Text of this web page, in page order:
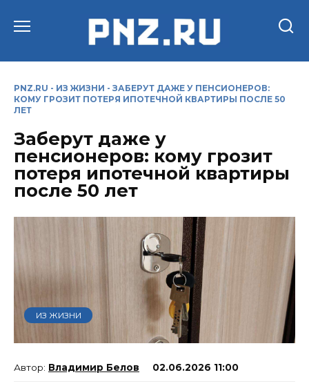
PNZ.RU - ИЗ ЖИЗНИ - ЗАБЕРУТ ДАЖЕ У ПЕНСИОНЕРОВ:
КОМУ ГРОЗИТ ПОТЕРЯ ИПОТЕЧНОЙ КВАРТИРЫ ПОСЛЕ 50
ЛЕТ
Заберут даже у
пенсионеров: кому грозит
потеря ипотечной квартиры
после 50 лет
ИЗ ЖИЗНИ
Владимир Белов 02.06.2026 11:00